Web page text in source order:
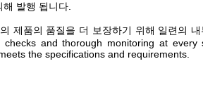
발행 됩니다.
제품의 품질을 더 보장하기 위해 일련의
checks and thorough monitoring at
the specifications and requirements.